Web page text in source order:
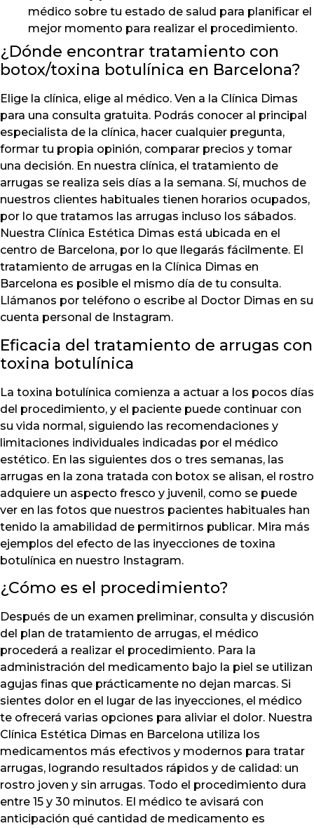
médico sobre tu estado de salud para planificar el
mejor momento para realizar el procedimiento.
¿Dónde encontrar tratamiento con
botox/toxina botulínica en Barcelona?
Elige la clínica, elige al médico. Ven a la Clínica Dimas
para una consulta gratuita. Podrás conocer al principal
especialista de la clínica, hacer cualquier pregunta,
formar tu propia opinión, comparar precios y tomar
una decisión. En nuestra clínica, el tratamiento de
arrugas se realiza seis días a la semana. Sí, muchos de
nuestros clientes habituales tienen horarios ocupados,
por lo que tratamos las arrugas incluso los sábados.
Nuestra Clínica Estética Dimas está ubicada en el
centro de Barcelona, por lo que llegarás fácilmente. El
tratamiento de arrugas en la Clínica Dimas en
Barcelona es posible el mismo día de tu consulta.
Llámanos por teléfono o escribe al Doctor Dimas en su
cuenta personal de Instagram.
Eficacia del tratamiento de arrugas con
toxina botulínica
La toxina botulínica comienza a actuar a los pocos días
del procedimiento, y el paciente puede continuar con
su vida normal, siguiendo las recomendaciones y
limitaciones individuales indicadas por el médico
estético. En las siguientes dos o tres semanas, las
arrugas en la zona tratada con botox se alisan, el rostro
adquiere un aspecto fresco y juvenil, como se puede
ver en las fotos que nuestros pacientes habituales han
tenido la amabilidad de permitirnos publicar. Mira más
ejemplos del efecto de las inyecciones de toxina
botulínica en nuestro Instagram.
¿Cómo es el procedimiento?
Después de un examen preliminar, consulta y discusión
del plan de tratamiento de arrugas, el médico
procederá a realizar el procedimiento. Para la
administración del medicamento bajo la piel se utilizan
agujas finas que prácticamente no dejan marcas. Si
sientes dolor en el lugar de las inyecciones, el médico
te ofrecerá varias opciones para aliviar el dolor. Nuestra
Clínica Estética Dimas en Barcelona utiliza los
medicamentos más efectivos y modernos para tratar
arrugas, logrando resultados rápidos y de calidad: un
rostro joven y sin arrugas. Todo el procedimiento dura
entre 15 y 30 minutos. El médico te avisará con
anticipación qué cantidad de medicamento es